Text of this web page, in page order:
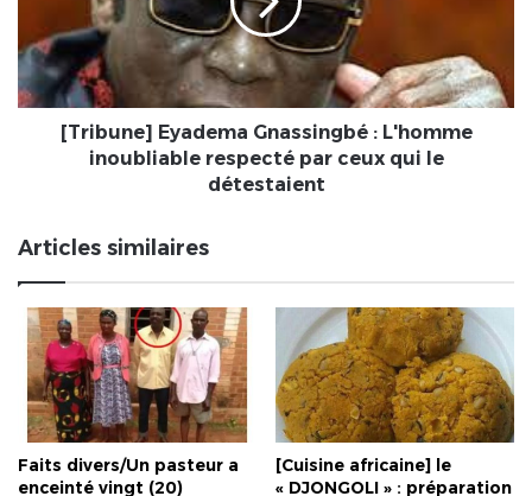
inoubliable
respecté
par
ceux
[Tribune] Eyadema Gnassingbé : L'homme
inoubliable respecté par ceux qui le
détestaient
Articles similaires
Faits divers/Un pasteur a
enceinté vingt (20)
[Cuisine africaine] le
« DJONGOLI » : préparation